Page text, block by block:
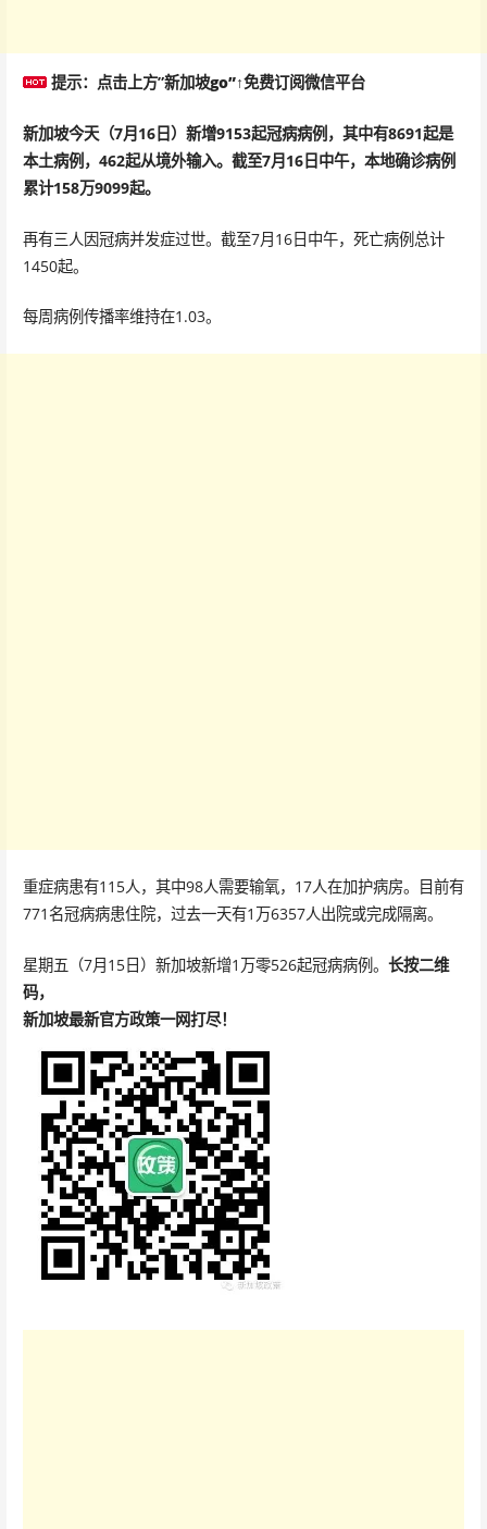
提示：点击上方”新加坡go”↑免费订阅微信平台
新加坡今天（7月16日）新增9153起冠病病例，其中有8691起是
本土病例，462起从境外输入。截至7月16日中午，本地确诊病例
累计158万9099起。
再有三人因冠病并发症过世。截至7月16日中午，死亡病例总计
1450起。
每周病例传播率维持在1.03。
重症病患有115人，其中98人需要输氧，17人在加护病房。目前有
771名冠病病患住院，过去一天有1万6357人出院或完成隔离。
星期五（7月15日）新加坡新增1万零526起冠病病例。 长按二维
码，
新加坡最新官方政策一网打尽！